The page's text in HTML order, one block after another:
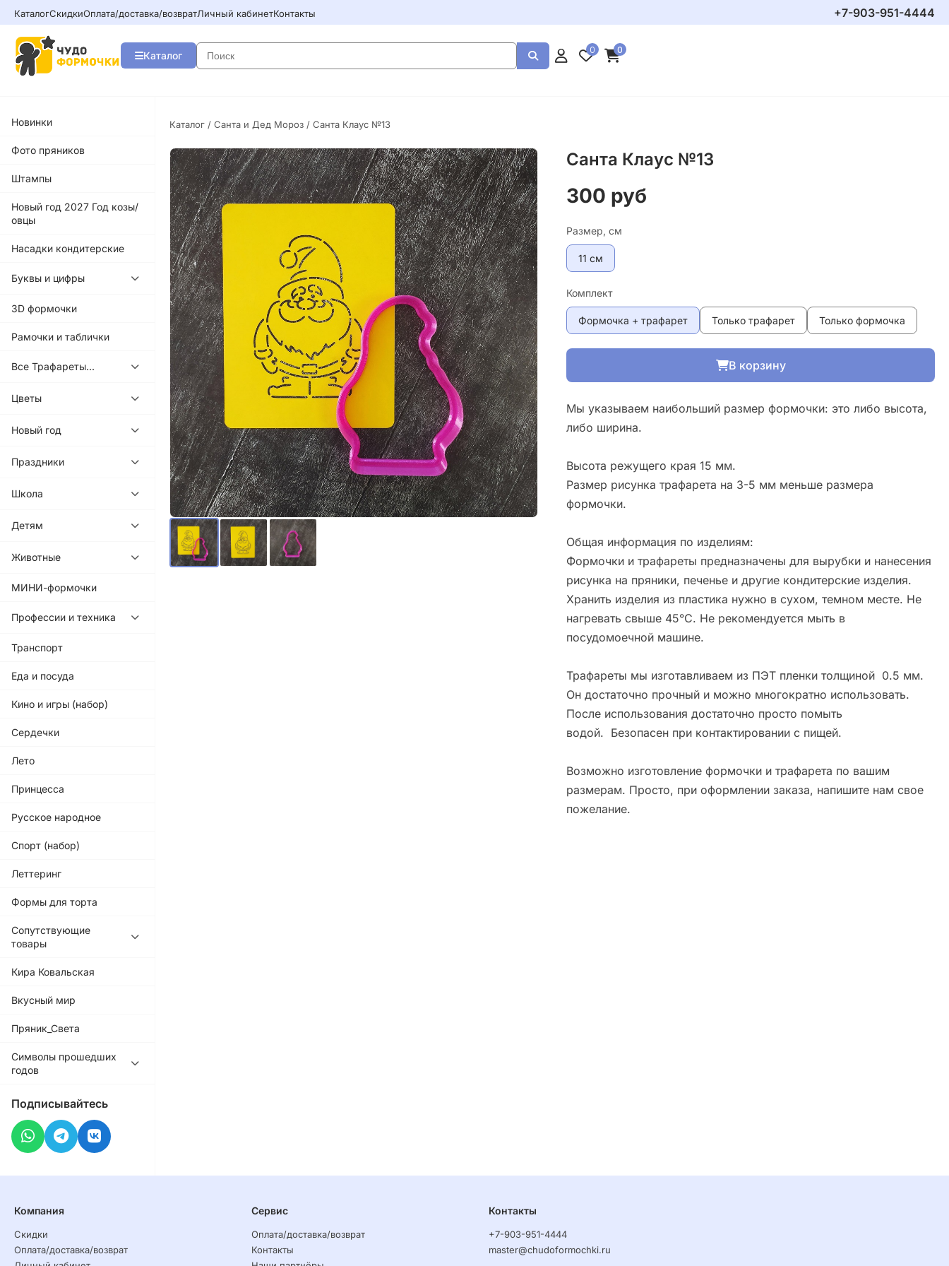
КаталогСкидкиОплата/доставка/возвратЛичный кабинетКонтакты +7-903-951-4444
Каталог
0 0
Новинки
Фото пряников
Штампы
Новый год 2027 Год козы/
овцы
Насадки кондитерские
Буквы и цифры
3D формочки
Рамочки и таблички
Все Трафареты...
Цветы
Новый год
Праздники
Школа
Детям
Животные
МИНИ-формочки
Профессии и техника
Транспорт
Еда и посуда
Кино и игры (набор)
Сердечки
Лето
Принцесса
Русское народное
Спорт (набор)
Леттеринг
Формы для торта
Сопутствующие
товары
Кира Ковальская
Вкусный мир
Пряник_Света
Символы прошедших
годов
Подписывайтесь
Каталог / Санта и Дед Мороз / Санта Клаус №13
Санта Клаус №13
300 руб
Размер, см
11 см
Комплект
Формочка + трафарет Только трафарет Только формочка
В корзину
Мы указываем наибольший размер формочки: это либо высота,
либо ширина.
Высота режущего края 15 мм.
Размер рисунка трафарета на 3-5 мм меньше размера
формочки.
Общая информация по изделиям:
Формочки и трафареты предназначены для вырубки и нанесения
рисунка на пряники, печенье и другие кондитерские изделия.
Хранить изделия из пластика нужно в сухом, темном месте. Не
нагревать свыше 45°С. Не рекомендуется мыть в
посудомоечной машине.
Трафареты мы изготавливаем из ПЭТ пленки толщиной 0.5 мм.
Он достаточно прочный и можно многократно использовать.
После использования достаточно просто помыть
водой. Безопасен при контактировании с пищей.
Возможно изготовление формочки и трафарета по вашим
размерам. Просто, при оформлении заказа, напишите нам свое
пожелание.
Компания
Скидки
Оплата/доставка/возврат
Сервис
Оплата/доставка/возврат
Контакты
Контакты
+7-903-951-4444
master@chudoformochki.ru